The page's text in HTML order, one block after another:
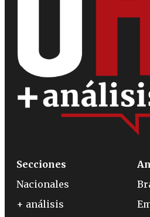
Secciones
Nacionales
+ análisis